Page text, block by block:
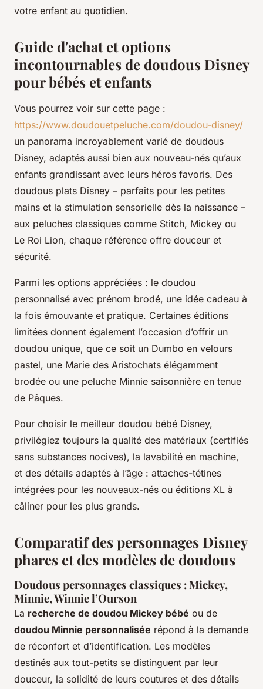
votre enfant au quotidien.
Guide d'achat et options
incontournables de doudous Disney
pour bébés et enfants
Vous pourrez voir sur cette page :
https://www.doudouetpeluche.com/doudou-disney/
un panorama incroyablement varié de doudous
Disney, adaptés aussi bien aux nouveau-nés qu’aux
enfants grandissant avec leurs héros favoris. Des
doudous plats Disney – parfaits pour les petites
mains et la stimulation sensorielle dès la naissance –
aux peluches classiques comme Stitch, Mickey ou
Le Roi Lion, chaque référence offre douceur et
sécurité.
Parmi les options appréciées : le doudou
personnalisé avec prénom brodé, une idée cadeau à
la fois émouvante et pratique. Certaines éditions
limitées donnent également l’occasion d’offrir un
doudou unique, que ce soit un Dumbo en velours
pastel, une Marie des Aristochats élégamment
brodée ou une peluche Minnie saisonnière en tenue
de Pâques.
Pour choisir le meilleur doudou bébé Disney,
privilégiez toujours la qualité des matériaux (certifiés
sans substances nocives), la lavabilité en machine,
et des détails adaptés à l’âge : attaches-tétines
intégrées pour les nouveaux-nés ou éditions XL à
câliner pour les plus grands.
Comparatif des personnages Disney
phares et des modèles de doudous
Doudous personnages classiques : Mickey,
Minnie, Winnie l’Ourson
La recherche de doudou Mickey bébé ou de
doudou Minnie personnalisée répond à la demande
de réconfort et d’identification. Les modèles
destinés aux tout-petits se distinguent par leur
douceur, la solidité de leurs coutures et des détails